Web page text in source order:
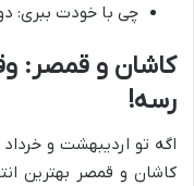
چی با خودت ببری:
کاشان و قمصر:
رسه!
اگه تو اردیبهشت و
کاشان و قمصر بهترین